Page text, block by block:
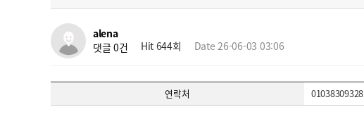
alena
댓글 0건
Hit 644회 Date 26-06-03 03:06
연락처 01038309328